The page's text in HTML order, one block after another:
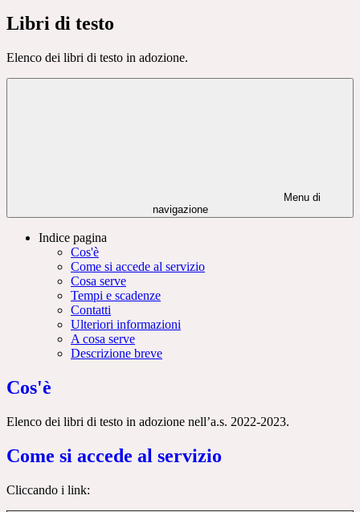
Libri di testo
Elenco dei libri di testo in adozione.
Menu di
navigazione
Indice pagina
Cos'è
Come si accede al servizio
Cosa serve
Tempi e scadenze
Contatti
Ulteriori informazioni
A cosa serve
Descrizione breve
Cos'è
Elenco dei libri di testo in adozione nell’a.s. 2022-2023.
Come si accede al servizio
Cliccando i link: